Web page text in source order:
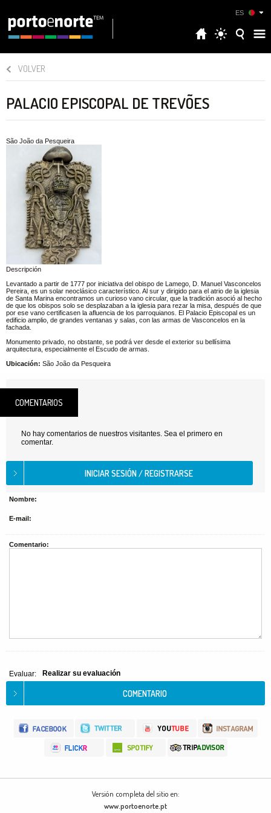
ES
VOLVER
PALACIO EPISCOPAL DE TREVÕES
São João da Pesqueira
Descripción
Levantado a partir de 1777 por iniciativa del obispo de Lamego, D. Manuel Vasconcelos
Pereira, es un solar neoclásico característico. Al sur y dirigido para el atrio de la iglesia
de Santa Marina encontramos un curioso vano circular, que la tradición asoció al hecho
de que los obispos solo se desplazaban a la iglesia para rezar la misa, después de que
por ese vano certificasen la afluencia de los parroquianos. El Palacio Episcopal es un
edificio amplio, de grandes ventanas y salas, con las armas de Vasconcelos en la
fachada.
Monumento privado, no obstante, se podrá ver desde el exterior su bellísima
arquitectura, especialmente el Escudo de armas.
Ubicación: São João da Pesqueira
COMENTARIOS
No hay comentarios de nuestros visitantes. Sea el primero en
comentar.
Nombre:
E-mail:
Comentario:
Evaluar: Realizar su evaluación
Versión completa del sitio en:
www.portoenorte.pt